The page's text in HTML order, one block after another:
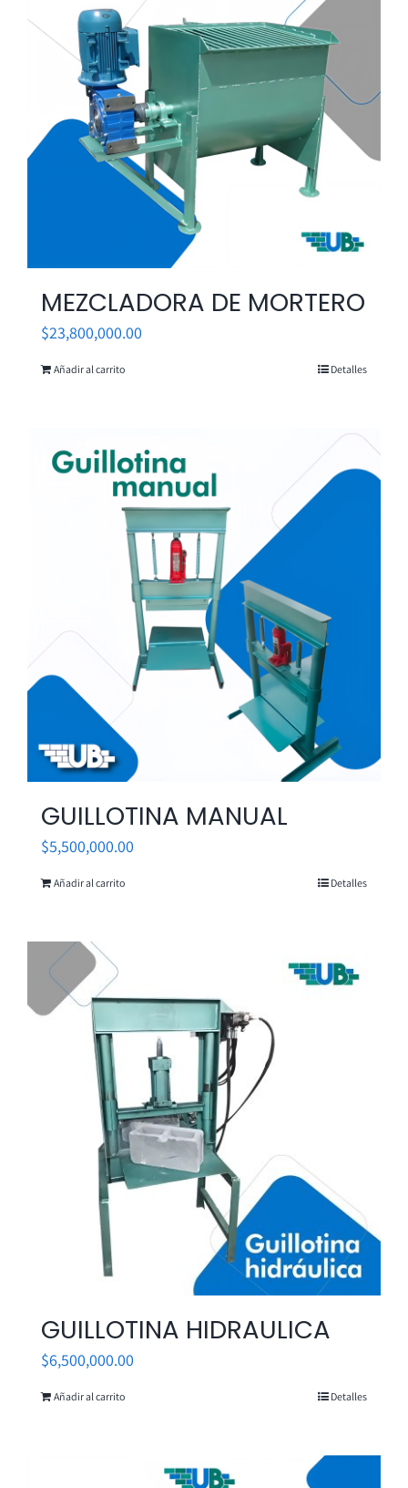
MEZCLADORA DE MORTERO
$23,800,000.00
Añadir al carrito Detalles
GUILLOTINA MANUAL
$5,500,000.00
Añadir al carrito Detalles
GUILLOTINA HIDRAULICA
$6,500,000.00
Añadir al carrito Detalles